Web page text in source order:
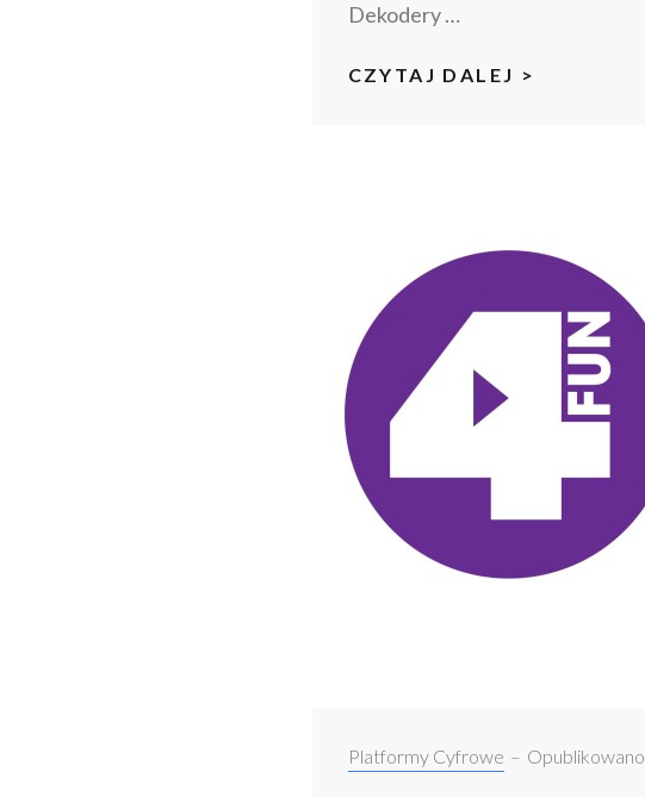
Dekodery …
CZYTAJ DALEJ >
Categories:
Platformy Cyfrowe – Opublikowano